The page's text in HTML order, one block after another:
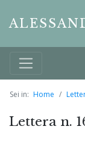
Sei in: Home
Lettera n.